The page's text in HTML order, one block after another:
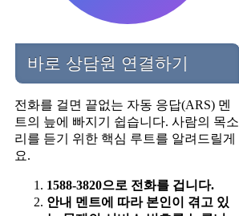
바로 상담원 연결하기
전화를 걸면 끝없는 자동 응답(ARS) 멘
트의 늪에 빠지기 쉽습니다. 사람의 목소
리를 듣기 위한 핵심 루트를 알려드릴게
요.
1588-3820으로 전화를 겁니다.
안내 멘트에 따라 본인이 겪고 있